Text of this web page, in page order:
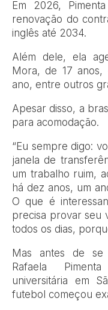
Em 2026,
renovação do
inglês até 2034.
Além dele, ela
Mora, de 17
ano, entre outros
Apesar disso, a
para acomodação.
“Eu sempre digo:
janela de
um trabalho ruim,
há dez anos, um
O que é
precisa provar seu
todos os dias,
Mas antes de se
Rafaela
universitária em
futebol começou